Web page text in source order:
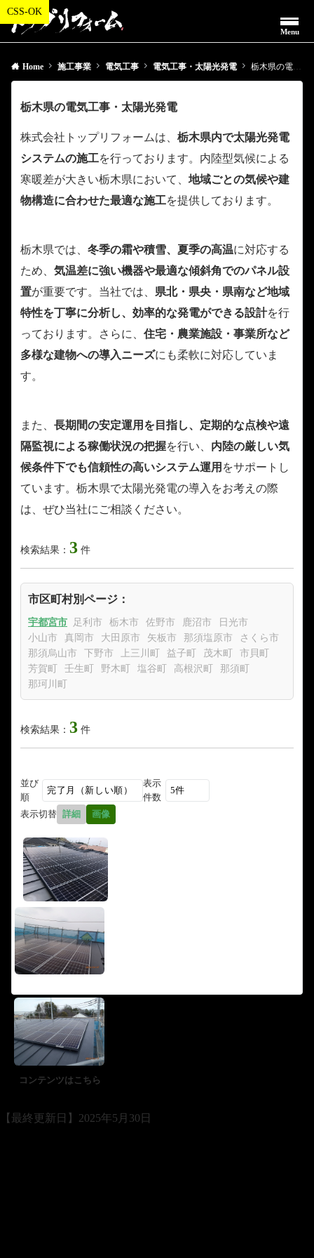
Menu
Home 施工事業 電気工事 電気工事・太陽光発電 栃木県の電気工事・太陽光発電
栃木県の電気工事・太陽光発電
株式会社トップリフォームは、 栃木県内で太陽光発電
システムの施工を行っております。内陸型気候による
寒暖差が大きい栃木県において、 地域ごとの気候や建
物構造に合わせた最適な施工を提供しております。
栃木県では、 冬季の霜や積雪、夏季の高温に対応する
ため、 気温差に強い機器や最適な傾斜角でのパネル設
置が重要です。当社では、 県北・県央・県南など地域
特性を丁寧に分析し、効率的な発電ができる設計を行
っております。さらに、 住宅・農業施設・事業所など
多様な建物への導入ニーズにも柔軟に対応していま
す。
また、 長期間の安定運用を目指し、定期的な点検や遠
隔監視による稼働状況の把握を行い、 内陸の厳しい気
候条件下でも信頼性の高いシステム運用 をサポートし
ています。栃木県で太陽光発電の導入をお考えの際
は、ぜひ当社にご相談ください。
検索結果： 3 件
市区町村別ページ：
宇都宮市 足利市 栃木市 佐野市 鹿沼市
日光市
小山市
真岡市 大田原市 矢板市 那須塩原市
さくら市
那須烏山市
下野市 上三川町 益子町 茂木町
市貝町
芳賀町
壬生町 野木町 塩谷町 高根沢町
那須町
那珂川町
検索結果： 3 件
並び
順
表示
件数
表示切替 詳細 画像
コンテンツはこちら
【最終更新日】2025年5月30日